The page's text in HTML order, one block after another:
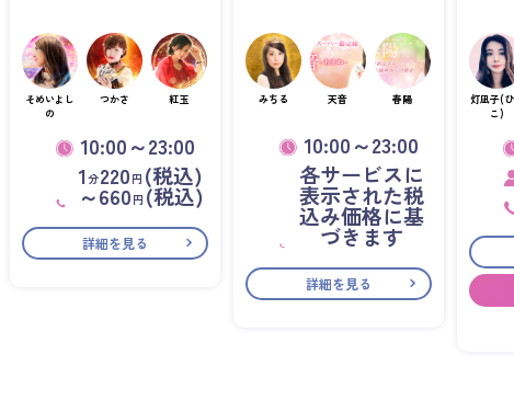
そめいよし
の
つかさ 紅玉
10:00～23:00
1分220 円 (税込)
～660 円 (税込)
詳細を見る
みちる 天音 春陽
10:00～23:00
各サービスに
表示された税
込み価格に基
づきます
詳細を見る
灯凪子(
こ)